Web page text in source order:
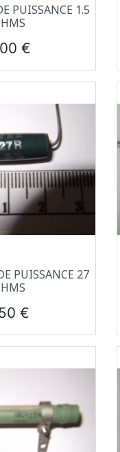
rapide
PUISSANCE 1.5
€
rapide
PUISSANCE 27
€